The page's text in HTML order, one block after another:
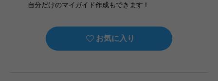
自分だけのマイガイド作成もできます！
お気に入り